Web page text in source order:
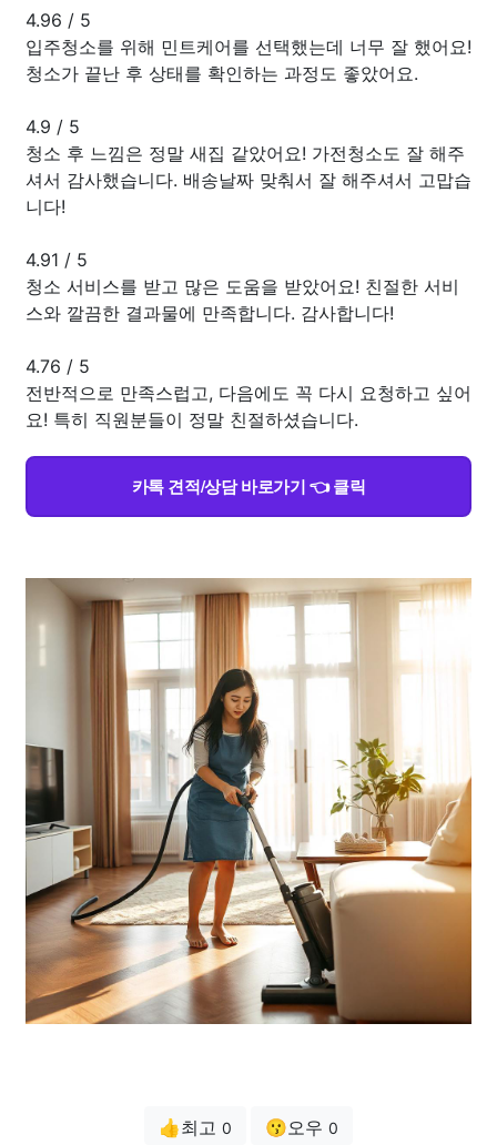
4.96 / 5
입주청소를 위해 민트케어를 선택했는데 너무 잘 했어요!
청소가 끝난 후 상태를 확인하는 과정도 좋았어요.
4.9 / 5
청소 후 느낌은 정말 새집 같았어요! 가전청소도 잘 해주
셔서 감사했습니다. 배송날짜 맞춰서 잘 해주셔서 고맙습
니다!
4.91 / 5
청소 서비스를 받고 많은 도움을 받았어요! 친절한 서비
스와 깔끔한 결과물에 만족합니다. 감사합니다!
4.76 / 5
전반적으로 만족스럽고, 다음에도 꼭 다시 요청하고 싶어
요! 특히 직원분들이 정말 친절하셨습니다.
카톡 견적/상담 바로가기 👈 클릭
👍최고 0 😗오우 0